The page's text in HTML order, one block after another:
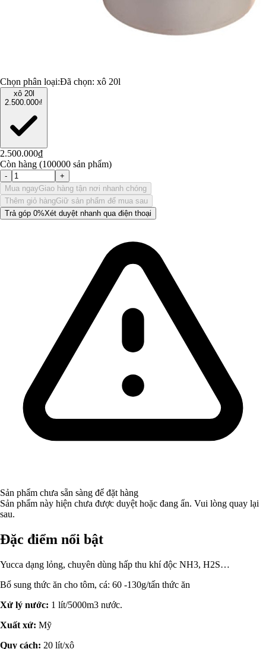
Chọn phân loại:Đã chọn: xô 20l
xô 20l
2.500.000₫
2.500.000₫
Còn hàng (100000 sản phẩm)
-
+
Mua ngayGiao hàng tận nơi nhanh chóng
Thêm giỏ hàngGiữ sản phẩm để mua sau
Trả góp 0%Xét duyệt nhanh qua điện thoại
Sản phẩm chưa sẵn sàng để đặt hàng
Sản phẩm này hiện chưa được duyệt hoặc đang ẩn. Vui lòng quay lại
sau.
Đặc điểm nổi bật
Yucca dạng lỏng, chuyên dùng hấp thu khí độc NH3, H2S…
Bổ sung thức ăn cho tôm, cá: 60 -130g/tấn thức ăn
Xử lý nước: 1 lít/5000m3 nước.
Xuất xứ: Mỹ
Quy cách: 20 lít/xô